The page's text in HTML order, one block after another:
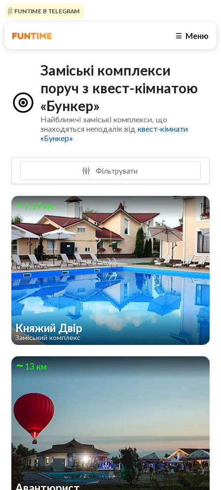
FUNTIME В TELEGRAM
☰ Меню
Заміські комплекси
поруч з квест-кімнатою
«Бункер»
Найближчі заміські комплекси, що
знаходяться неподалік відквест-кімнати
«Бункер»
Фільтрувати
7.19 км
Княжий Двір
Заміський комплекс
13 км